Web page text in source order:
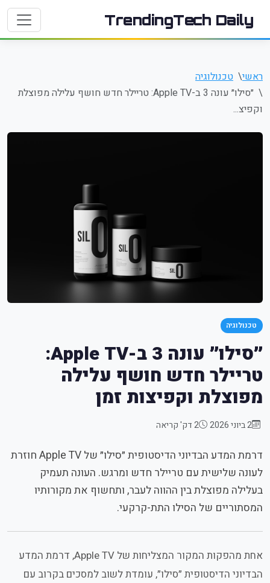
TrendingTech Daily
ראשי
טכנולוגיה
״סילו״ עונה 3 ב-Apple TV: טריילר חדש חושף עלילה מפוצלת
וקפיצ...
טכנולוגיה
״סילו״ עונה 3 ב-Apple TV:
טריילר חדש חושף עלילה
מפוצלת וקפיצות זמן
2 ביוני 2026 2 דק' קריאה
דרמת המדע הבדיוני הדיסטופית ״סילו״ של Apple TV חוזרת
לעונה שלישית עם טריילר חדש ומרגש. העונה תעמיק
בעלילה מפוצלת בין ההווה לעבר, ותחשוף את מקורותיו
המסתוריים של הסילו התת-קרקעי.
אחת מהפקות המקור המצליחות של Apple TV, דרמת המדע
הבדיוני הדיסטופית ״סילו״, עומדת לשוב למסכים בקרוב עם